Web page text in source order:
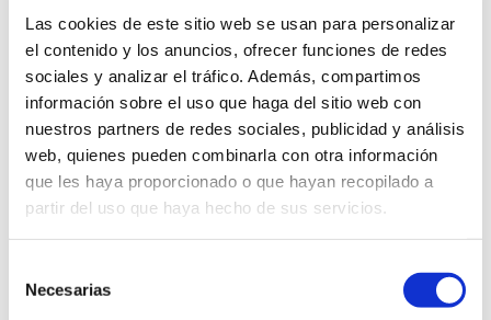
Las cookies de este sitio web se usan para personalizar
el contenido y los anuncios, ofrecer funciones de redes
sociales y analizar el tráfico. Además, compartimos
información sobre el uso que haga del sitio web con
nuestros partners de redes sociales, publicidad y análisis
web, quienes pueden combinarla con otra información
que les haya proporcionado o que hayan recopilado a
partir del uso que haya hecho de sus servicios.
Necesarias
Internet